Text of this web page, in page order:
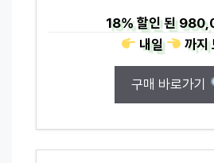
18%할인 된
내일
까지
구매 바로가기